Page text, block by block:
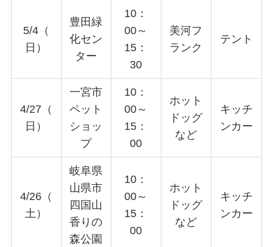
5/4（
日）
豊田緑
化セン
ター
10：
00～
15：
30
美河フ
ランク
テント
4/27（
日）
一宮市
ペット
ショッ
プ
10：
00～
15：
00
ホット
ドッグ
など
キッチ
ンカー
4/26（
土）
岐阜県
山県市
四国山
香りの
森公園
10：
00～
15：
00
ホット
ドッグ
など
キッチ
ンカー